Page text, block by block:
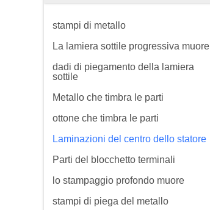
stampi di metallo
La lamiera sottile progressiva muore
dadi di piegamento della lamiera
sottile
Metallo che timbra le parti
ottone che timbra le parti
Laminazioni del centro dello statore
Parti del blocchetto terminali
lo stampaggio profondo muore
stampi di piega del metallo